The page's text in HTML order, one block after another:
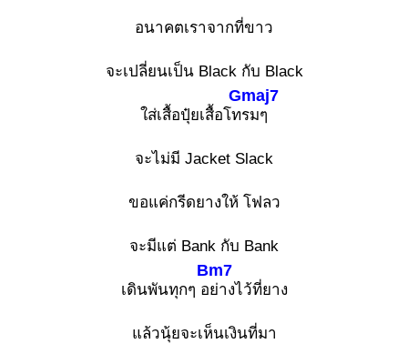
อนาคตเราจากที่ขาว
จะเปลี่ยนเป็น Black กับ Black
ใส่เสื้อปุ๋ยเสื้อโท
Gmaj7
รมๆ
จะไม่มี Jacket Slack
ขอแค่กรีดยางให้ โฟลว
จะมีแต่ Bank กับ Bank
เดินพันทุกๆ อ
Bm7
ย่างไว้ที่ยาง
แล้วนุ้ยจะเห็นเงินที่มา